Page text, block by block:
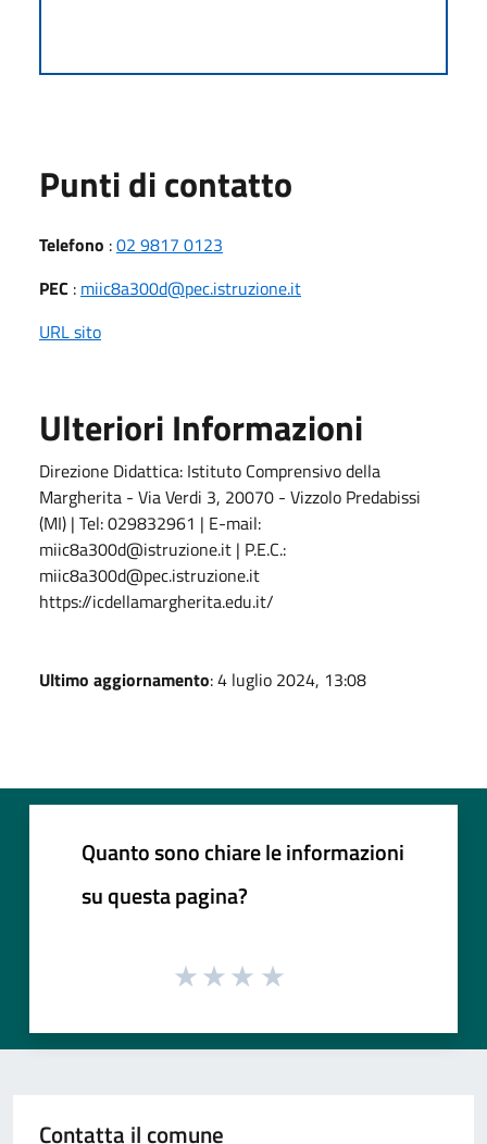
Punti di contatto
Telefono :02 9817 0123
PEC : miic8a300d@pec.istruzione.it
URL sito
Ulteriori Informazioni
Direzione Didattica: Istituto Comprensivo della
Margherita - Via Verdi 3, 20070 - Vizzolo Predabissi
(MI) | Tel: 029832961 | E-mail:
miic8a300d@istruzione.it | P.E.C.:
miic8a300d@pec.istruzione.it
https://icdellamargherita.edu.it/
Ultimo aggiornamento: 4 luglio 2024, 13:08
Quanto sono chiare le informazioni
su questa pagina?
Contatta il comune